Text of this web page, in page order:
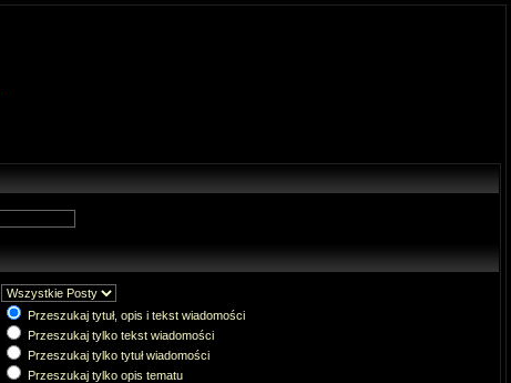
Przeszukaj tytuł, opis i tekst wiadomości
Przeszukaj tylko tekst wiadomości
Przeszukaj tylko tytuł wiadomości
Przeszukaj tylko opis tematu